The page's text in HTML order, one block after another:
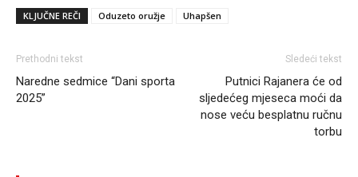
KLJUČNE REČI Oduzeto oružje Uhapšen
Prethodni tekst
Naredne sedmice “Dani sporta
2025”
Sledeći tekst
Putnici Rajanera će od
sljedećeg mjeseca moći da
nose veću besplatnu ručnu
torbu